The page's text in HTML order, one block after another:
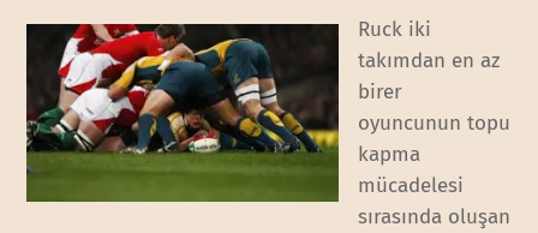
Ruck iki
takımdan en az
birer
oyuncunun topu
kapma
mücadelesi
sırasında oluşan